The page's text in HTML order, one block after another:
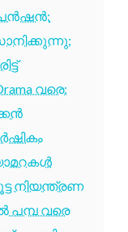
വരെ:
നിയന്ത്രണ
പമ്പ വരെ